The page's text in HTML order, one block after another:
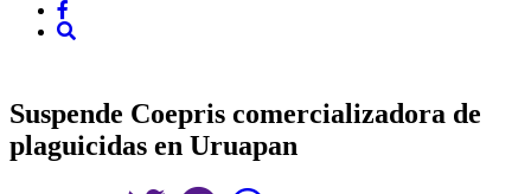
Suspende Coepris comercializadora de
plaguicidas en Uruapan